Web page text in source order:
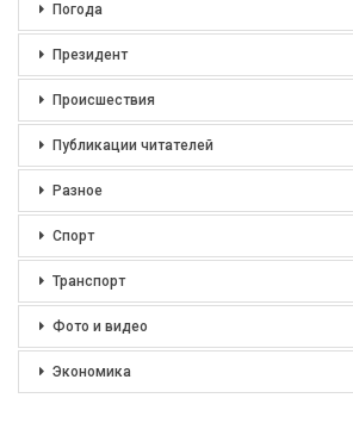
Погода
Президент
Происшествия
Публикации читателей
Разное
Спорт
Транспорт
Фото и видео
Экономика